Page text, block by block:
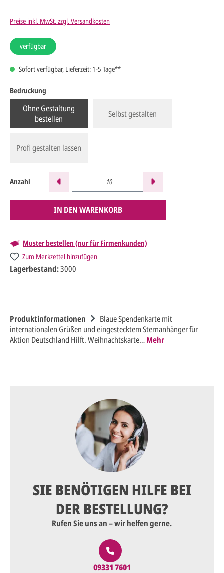
Preise inkl. MwSt. zzgl. Versandkosten
verfügbar
Sofort verfügbar, Lieferzeit: 1-5 Tage**
Bedruckung
Ohne Gestaltung
bestellen
Selbst gestalten
Profi gestalten lassen
Anzahl
IN DEN WARENKORB
Muster bestellen (nur für Firmenkunden)
Zum Merkzettel hinzufügen
Lagerbestand:3000
Produktinformationen
Blaue Spendenkarte mit
internationalen Grüßen und eingestecktem Sternanhänger für
Aktion Deutschland Hilft. Weihnachtskarte…Mehr
SIE BENÖTIGEN HILFE BEI
DER BESTELLUNG?
Rufen Sie uns an – wir helfen gerne.
09331 7601